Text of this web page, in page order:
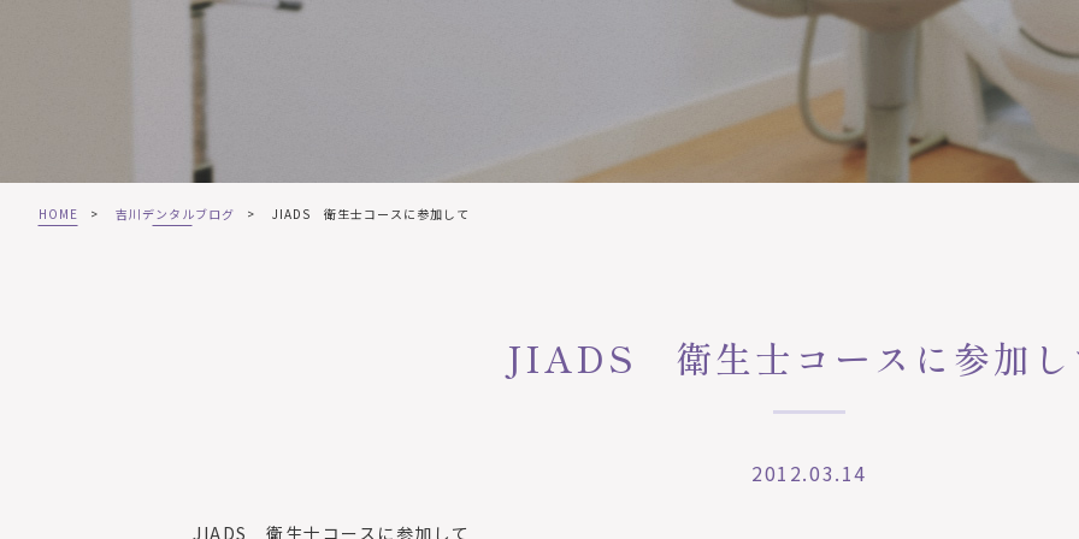
HOME > 吉川デンタルブログ > JIADS 衛生士コースに参加して
JIADS 衛生士コースに参加
2012.03.14
JIADS 衛生士コースに参加して